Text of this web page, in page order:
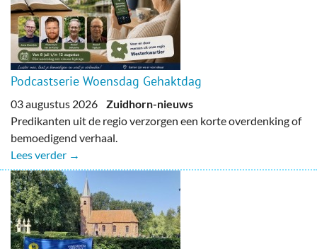
Podcastserie Woensdag Gehaktdag
03 augustus 2026 Zuidhorn-nieuws
Predikanten uit de regio verzorgen een korte overdenking of
bemoedigend verhaal.
Lees verder →